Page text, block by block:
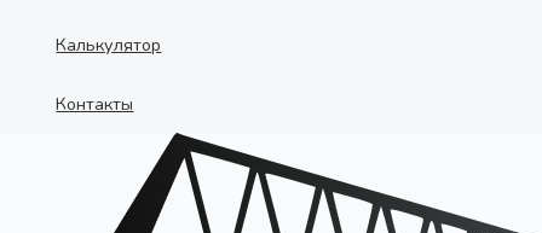
Калькулятор
Контакты